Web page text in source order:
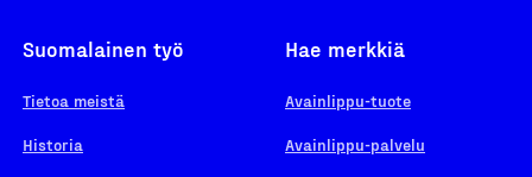
Suomalainen työ
Tietoa meistä
Historia
Hae merkkiä
Avainlippu-tuote
Avainlippu-palvelu